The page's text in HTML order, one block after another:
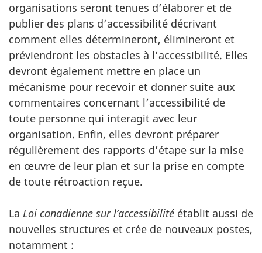
organisations seront tenues d’élaborer et de
publier des plans d’accessibilité décrivant
comment elles détermineront, élimineront et
préviendront les obstacles à l’accessibilité. Elles
devront également mettre en place un
mécanisme pour recevoir et donner suite aux
commentaires concernant l’accessibilité de
toute personne qui interagit avec leur
organisation. Enfin, elles devront préparer
régulièrement des rapports d’étape sur la mise
en œuvre de leur plan et sur la prise en compte
de toute rétroaction reçue.
La Loi canadienne sur l’accessibilité établit aussi de
nouvelles structures et crée de nouveaux postes,
notamment :